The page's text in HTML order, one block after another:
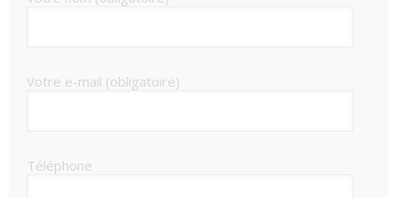
Votre e-mail (obligatoire)
Téléphone